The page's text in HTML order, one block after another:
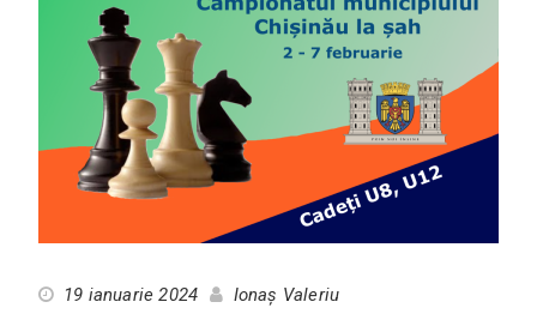
19 ianuarie 2024 Ionaș Valeriu